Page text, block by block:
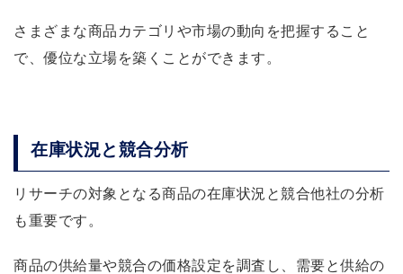
さまざまな商品カテゴリや市場の動向を把握すること
で、優位な立場を築くことができます。
在庫状況と競合分析
リサーチの対象となる商品の在庫状況と競合他社の分析
も重要です。
商品の供給量や競合の価格設定を調査し、需要と供給の